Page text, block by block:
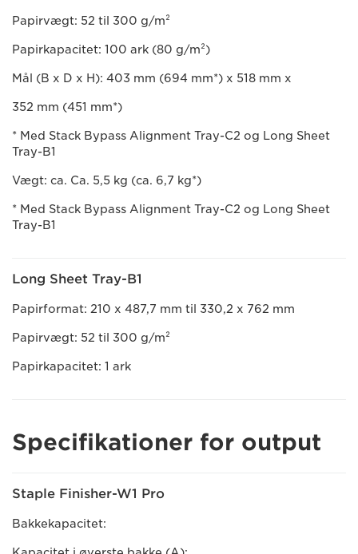
Papirvægt: 52 til 300 g/m²
Papirkapacitet: 100 ark (80 g/m²)
Mål (B x D x H): 403 mm (694 mm*) x 518 mm x
352 mm (451 mm*)
* Med Stack Bypass Alignment Tray-C2 og Long Sheet
Tray-B1
Vægt: ca. Ca. 5,5 kg (ca. 6,7 kg*)
* Med Stack Bypass Alignment Tray-C2 og Long Sheet
Tray-B1
Long Sheet Tray-B1
Papirformat: 210 x 487,7 mm til 330,2 x 762 mm
Papirvægt: 52 til 300 g/m²
Papirkapacitet: 1 ark
Specifikationer for output
Staple Finisher-W1 Pro
Bakkekapacitet: